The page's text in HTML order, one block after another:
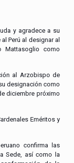
y agradece a su
Perú al designar al
Mattasoglio como
al Arzobispo de
designación como
diciembre próximo
Eméritos y
confirma las
Sede, así como la